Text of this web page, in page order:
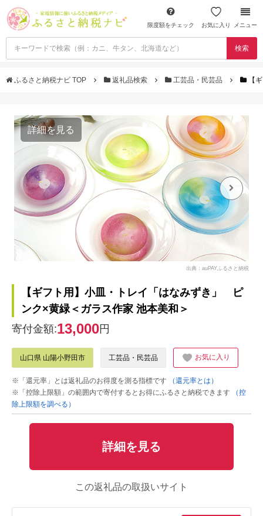
限度額をチェック お気に入り メニュー
検索
ふるさと納税ナビ TOP 返礼品検索 工芸品・民芸品 【
詳細を見る
出典：auPAYふるさと納税
【ギフト用】小皿・トレイ「はなみずき」 ピ
ンク×黄緑＜ガラス作家 池本美和＞
寄付金額:13,000円
山口県 山陽小野田市 工芸品・民芸品 お気に入り
※「還元率」とは返礼品のお得度を測る指標です
（還元率とは）
※「控除上限額」の範囲内で寄付するとお得にふるさと納税できます
（控
除上限額を調べる）
詳細を見る
この返礼品の取扱いサイト